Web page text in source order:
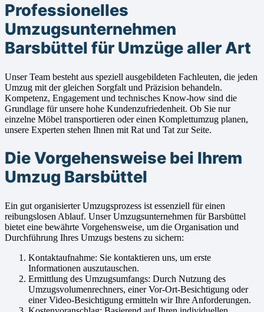
Professionelles
Umzugsunternehmen
Barsbüttel für Umzüge aller Art
Unser Team besteht aus speziell ausgebildeten Fachleuten, die jeden
Umzug mit der gleichen Sorgfalt und Präzision behandeln.
Kompetenz, Engagement und technisches Know-how sind die
Grundlage für unsere hohe Kundenzufriedenheit. Ob Sie nur
einzelne Möbel transportieren oder einen Komplettumzug planen,
unsere Experten stehen Ihnen mit Rat und Tat zur Seite.
Die Vorgehensweise bei Ihrem
Umzug Barsbüttel
Ein gut organisierter Umzugsprozess ist essenziell für einen
reibungslosen Ablauf. Unser Umzugsunternehmen für Barsbüttel
bietet eine bewährte Vorgehensweise, um die Organisation und
Durchführung Ihres Umzugs bestens zu sichern:
Kontaktaufnahme: Sie kontaktieren uns, um erste
Informationen auszutauschen.
Ermittlung des Umzugsumfangs: Durch Nutzung des
Umzugsvolumenrechners, einer Vor-Ort-Besichtigung oder
einer Video-Besichtigung ermitteln wir Ihre Anforderungen.